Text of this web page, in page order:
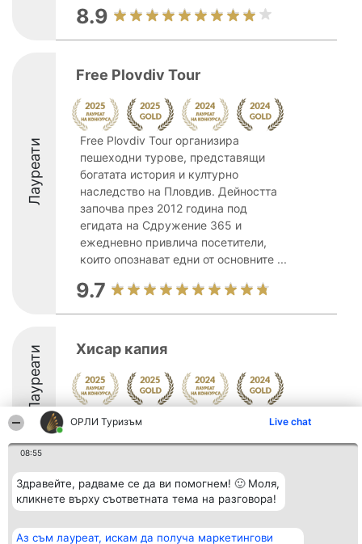
ОРЛИ Туризъм Live chat
08:55
Здравейте, радваме се да ви помогнем! 🙂 Моля,
кликнете върху съответната тема на разговора!
Аз съм лауреат, искам да получа маркетингови
8.9
Лауреати
Free Plovdiv Tour
Free Plovdiv Tour организира
пешеходни турове, представящи
богатата история и културно
наследство на Пловдив. Дейността
започва през 2012 година под
егидата на Сдружение 365 и
ежедневно привлича посетители,
които опознават едни от основните ...
9.7
Лауреати Хисар капия
9.6
Организатор на
класиране
Beautiful Company S.R.L.
Sus Nr. 2, Bl. A30, Sc. A, Et.
Класация
Победители
Списък на
победители
Контакти
Контакти